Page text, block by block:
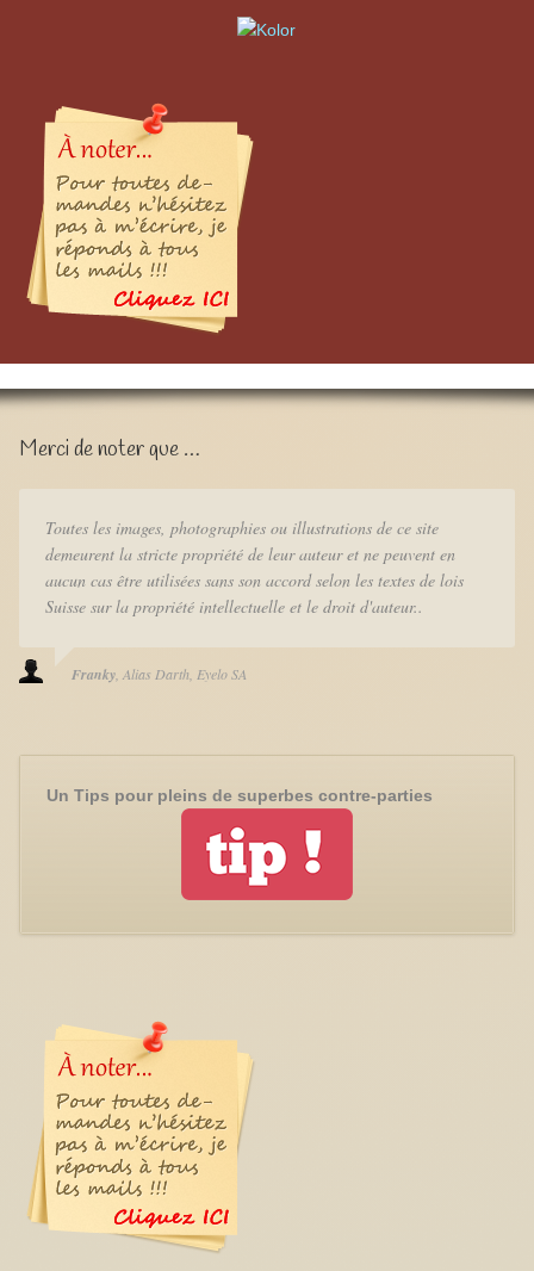
Merci de noter que …
Toutes les images, photographies ou illustrations de ce site
demeurent la stricte propriété de leur auteur et ne peuvent en
aucun cas être utilisées sans son accord selon les textes de lois
Suisse sur la propriété intellectuelle et le droit d'auteur..
Franky Alias Darth Eyelo SA
Un Tips pour pleins de superbes contre-parties